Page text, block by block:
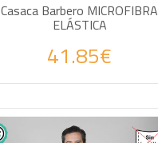
Casaca Barbero MICROFIBRA
ELÁSTICA
41.85€
AÑADIR A LA CESTA